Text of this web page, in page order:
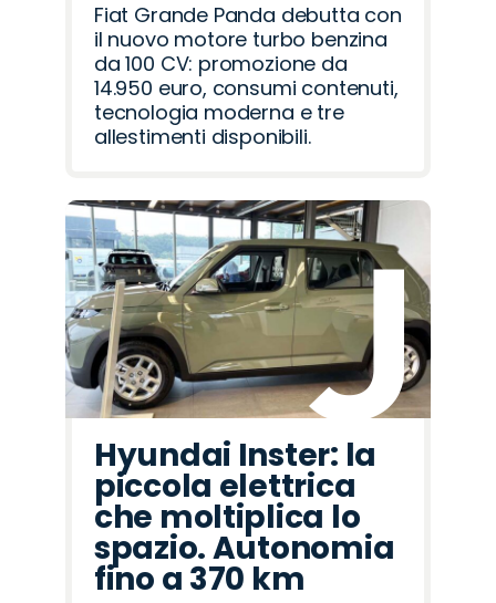
Fiat Grande Panda debutta con
il nuovo motore turbo benzina
da 100 CV: promozione da
14.950 euro, consumi contenuti,
tecnologia moderna e tre
allestimenti disponibili.
Hyundai Inster: la
piccola elettrica
che moltiplica lo
spazio. Autonomia
fino a 370 km